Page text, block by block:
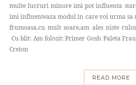
multe lucruri minore imi pot influenta
imi influenteaza modul in care voi urma sa
frumoasa,cu mult soare,am ales niste
Cu blit: Am folosit: Primer Gosh Paleta
Creion
READ MORE